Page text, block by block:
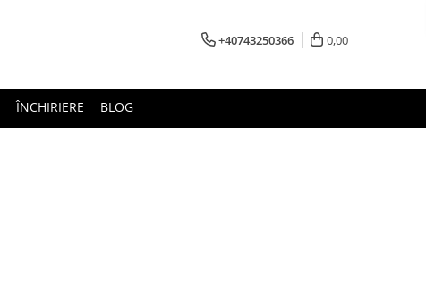
+40743250366 0,00
ÎNCHIRIERE BLOG